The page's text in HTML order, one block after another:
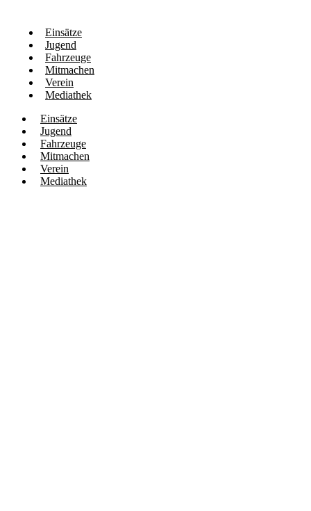
Einsätze
Jugend
Fahrzeuge
Mitmachen
Verein
Mediathek
Einsätze
Jugend
Fahrzeuge
Mitmachen
Verein
Mediathek